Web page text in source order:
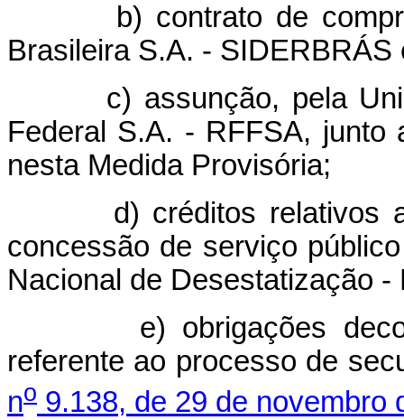
b) contrato de compra
Brasileira S.A. -
c) assunção, pela
Federal S.A. - RFFSA, junto
nesta Medida Provisória;
d) créditos relativos a
concessão de serviço
Nacional de Desestatização -
e) obrigações
referente ao processo de
no 9.138, de 29 de novembro